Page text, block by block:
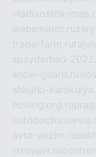
vladivostok-
webamator.ru
trade-farm.ru
spayderhed-
snow-guard.ru
shkurki-
ecolog.org.ru
avto-vozim.ru
stroyavt.ru